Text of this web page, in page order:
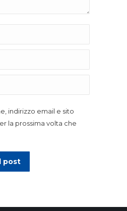
indirizzo email e sito
la prossima volta che
post